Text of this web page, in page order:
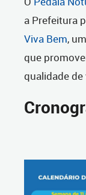
a Prefeitura
Viva Bem,
que
qualidade